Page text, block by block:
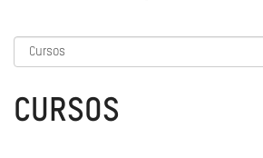
CURSOS